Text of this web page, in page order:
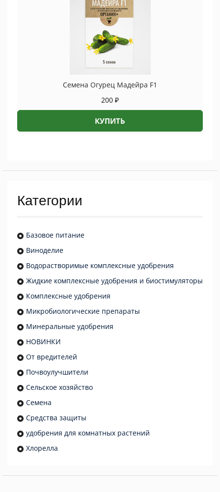
Семена Огурец Мадейра F1
200 ₽
КУПИТЬ
Категории
Базовое питание
Виноделие
Водорастворимые комплексные удобрения
Жидкие комплексные удобрения и биостимуляторы
Комплексные удобрения
Микробиологические препараты
Минеральные удобрения
НОВИНКИ
От вредителей
Почвоулучшители
Сельское хозяйство
Семена
Средства защиты
удобрения для комнатных растений
Хлорелла